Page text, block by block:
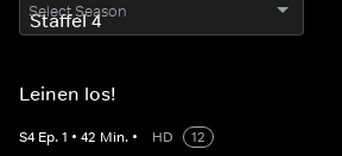
Select Season
Leinen los!
S4 Ep.1 • 42 Min. • HD
12